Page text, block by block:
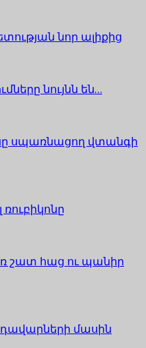
նոր ալիքից
նույնն են…
սպառնացող վտանգի
շատ հաց ու պանիր
մասին